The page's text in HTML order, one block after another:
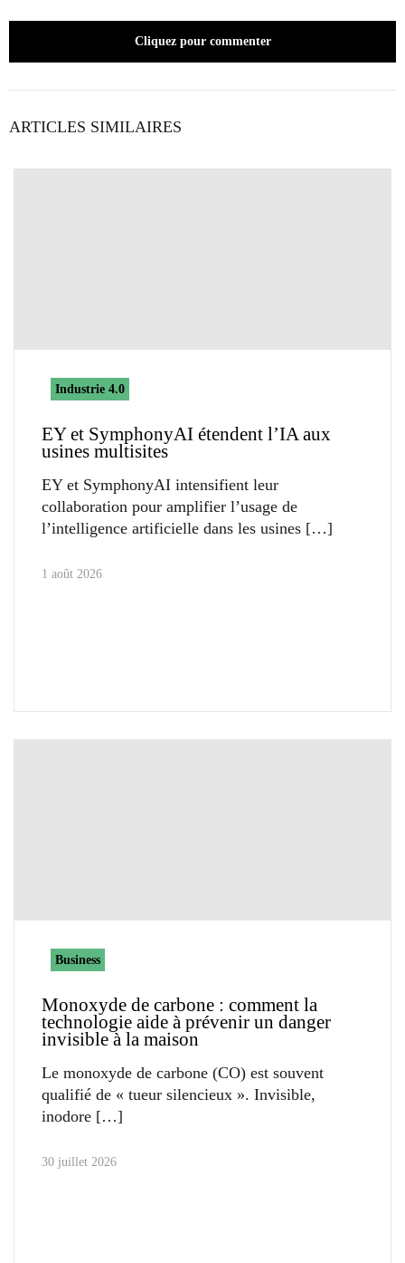
Cliquez pour commenter
ARTICLES SIMILAIRES
Industrie 4.0
EY et SymphonyAI étendent l’IA aux
usines multisites
EY et SymphonyAI intensifient leur
collaboration pour amplifier l’usage de
l’intelligence artificielle dans les usines
1 août 2026
Business
Monoxyde de carbone : comment la
technologie aide à prévenir un danger
invisible à la maison
Le monoxyde de carbone (CO) est souvent
qualifié de « tueur silencieux ». Invisible,
inodore
30 juillet 2026